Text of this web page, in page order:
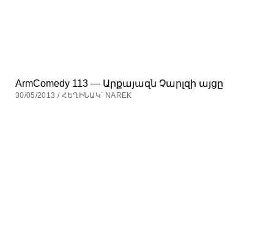
ArmComedy 113 — Արքայազն Չարլզի այցը
30/05/2013 / ՀԵՂԻՆԱԿ՝ NAREK